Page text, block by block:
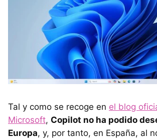
Tal y como se recoge en el blog
Microsoft, Copilot no ha podido
Europa, y, por tanto, en España, al